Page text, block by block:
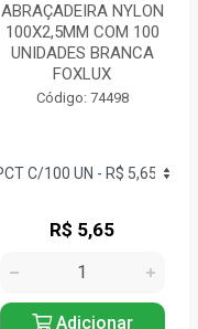
ABRAÇADEIRA NYLON
100X2,5MM COM 100
UNIDADES BRANCA
FOXLUX
Código: 74498
R$ 5,65
Adicionar